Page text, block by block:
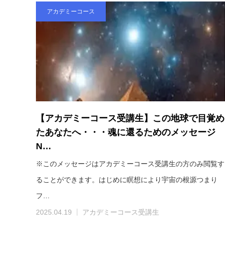
アカデミーコース
【アカデミーコース受講生】この地球で目覚め
たあなたへ・・・魂に還るためのメッセージ
N…
※このメッセージはアカデミーコース受講生の方のみ閲覧す
ることができます。はじめに瞑想により宇宙の根源つまり
フ…
2025.04.19 アカデミーコース受講生